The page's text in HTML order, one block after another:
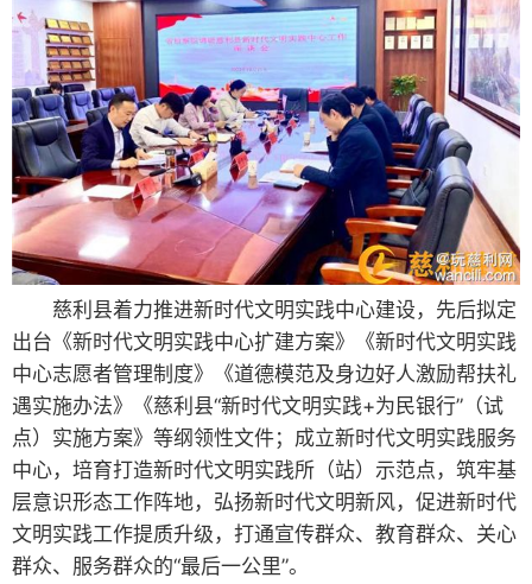
慈利县着力推进新时代文明实践中心建设，先后拟定
出台《新时代文明实践中心扩建方案》《新时代文明实践
中心志愿者管理制度》《道德模范及身边好人激励帮扶礼
遇实施办法》《慈利县“新时代文明实践+为民银行”（试
点）实施方案》等纲领性文件；成立新时代文明实践服务
中心，培育打造新时代文明实践所（站）示范点，筑牢基
层意识形态工作阵地，弘扬新时代文明新风，促进新时代
文明实践工作提质升级，打通宣传群众、教育群众、关心
群众、服务群众的“最后一公里”。